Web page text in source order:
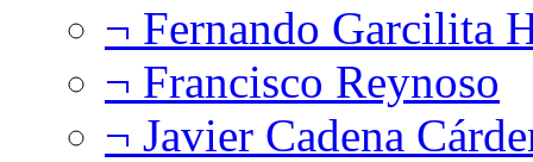
¬ Fernando Garcilita
¬ Francisco Reynoso
¬ Javier Cadena